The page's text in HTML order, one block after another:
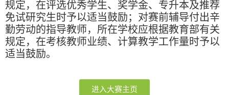
规定，在评选优秀学生、奖学金、专升本及推荐
免试研究生时予以适当鼓励；对赛前辅导付出辛
勤劳动的指导教师，所在学校应根据教育部有关
规定，在考核教师业绩、计算教学工作量时予以
适当鼓励。
进入大赛主页